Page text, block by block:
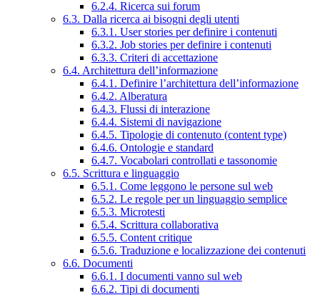
6.2.4. Ricerca sui forum
6.3. Dalla ricerca ai bisogni degli utenti
6.3.1. User stories per definire i contenuti
6.3.2. Job stories per definire i contenuti
6.3.3. Criteri di accettazione
6.4. Architettura dell’informazione
6.4.1. Definire l’architettura dell’informazione
6.4.2. Alberatura
6.4.3. Flussi di interazione
6.4.4. Sistemi di navigazione
6.4.5. Tipologie di contenuto (content type)
6.4.6. Ontologie e standard
6.4.7. Vocabolari controllati e tassonomie
6.5. Scrittura e linguaggio
6.5.1. Come leggono le persone sul web
6.5.2. Le regole per un linguaggio semplice
6.5.3. Microtesti
6.5.4. Scrittura collaborativa
6.5.5. Content critique
6.5.6. Traduzione e localizzazione dei contenuti
6.6. Documenti
6.6.1. I documenti vanno sul web
6.6.2. Tipi di documenti